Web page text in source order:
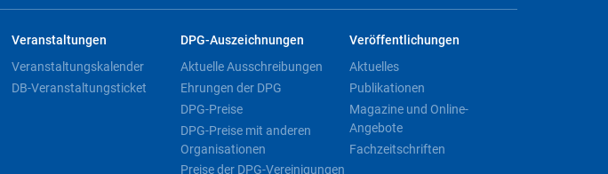
Veranstaltungen
Veranstaltungskalender
DB-Veranstaltungsticket
DPG-Auszeichnungen
Aktuelle Ausschreibungen
Ehrungen der DPG
DPG-Preise
DPG-Preise mit anderen
Organisationen
Preise der DPG-Vereinigungen
Veröffentlichungen
Aktuelles
Publikationen
Magazine und Online-
Angebote
Fachzeitschriften